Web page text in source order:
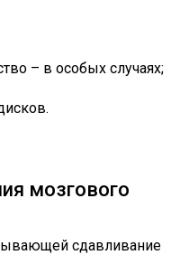
– в особых случаях;
мозгового
сдавливание